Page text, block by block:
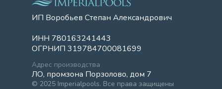
ИП Воробьев Степан Александрович
ИНН 780163241443
ОГРНИП 319784700081699
Адрес производства
ЛО, промзона Порзолово, дом 7
© 2025 Imperialpools. Все права защищены